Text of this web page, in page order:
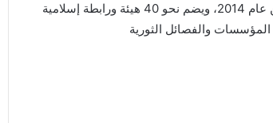
تجدر الإشارة إلى أن المجلس الإسلامي السوري، تأسس منتصف شهر شباط من عام 2014، ويضم نحو 40 هيئة ورابطة إسلامية
والفصائل الثورية